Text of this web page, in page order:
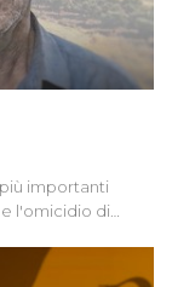
importanti
l'omicidio di